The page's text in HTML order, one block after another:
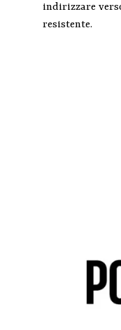
indirizzare
resistente.